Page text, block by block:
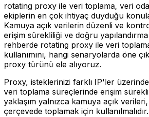
rotating proxy ile veri toplama, veri
ekiplerin en çok ihtiyaç duyduğu
Kamuya açık verilerin düzenli ve
erişim sürekliliği ve doğru
rehberde rotating proxy ile veri
kullanımını, hangi senaryolarda öne
proxy türünü ele alıyoruz.
Proxy, isteklerinizi farklı IP'ler
veri toplama süreçlerinde erişim
yaklaşım yalnızca kamuya açık
çerçevede toplamak için kullanılmalıdır.